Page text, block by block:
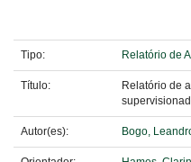
Tipo: Relatório de
Título:
Relatório de
Autor(es): Bogo,